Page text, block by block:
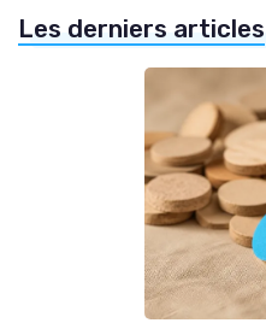
Les derniers articles